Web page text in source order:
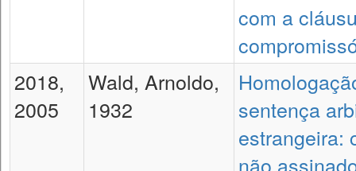
com a
2018,
2005
Wald, Arnoldo,
1932
sentença
estrangeira:
não